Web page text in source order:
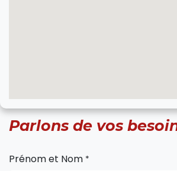
Parlons de vos
Prénom et Nom *